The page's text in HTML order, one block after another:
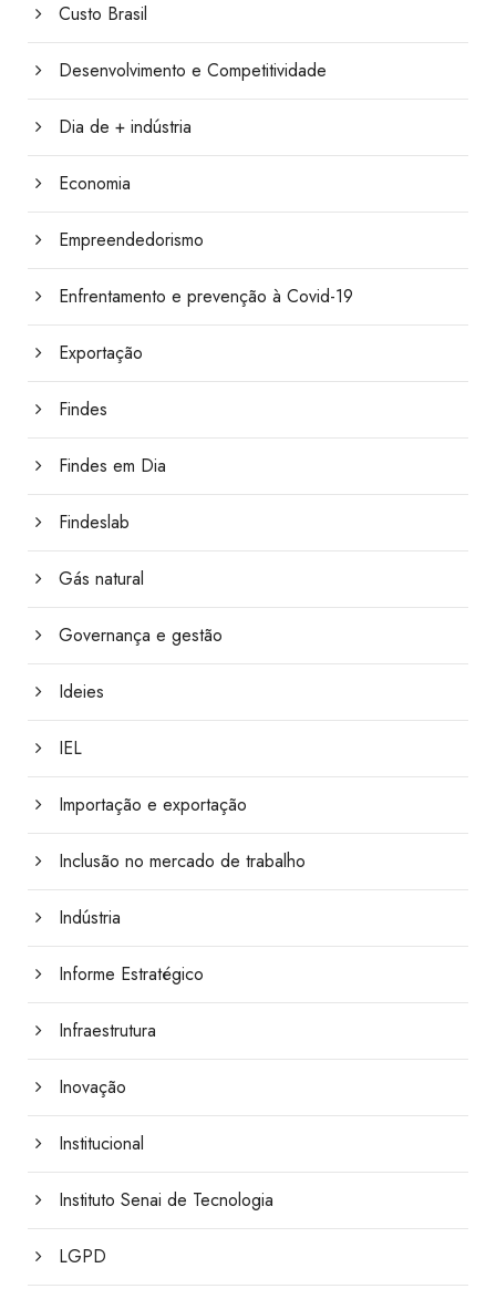
Custo Brasil
Desenvolvimento e Competitividade
Dia de + indústria
Economia
Empreendedorismo
Enfrentamento e prevenção à Covid-19
Exportação
Findes
Findes em Dia
Findeslab
Gás natural
Governança e gestão
Ideies
IEL
Importação e exportação
Inclusão no mercado de trabalho
Indústria
Informe Estratégico
Infraestrutura
Inovação
Institucional
Instituto Senai de Tecnologia
LGPD